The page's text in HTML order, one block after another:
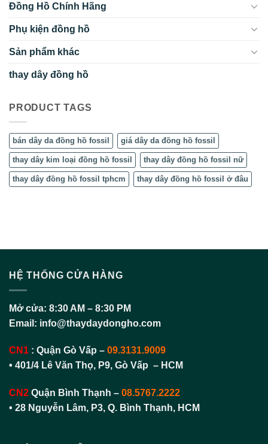
Đồng Hồ Chính Hãng
Phụ kiện đồng hồ
Sản phẩm khác
thay dây đồng hồ
PRODUCT TAGS
bán dây da đồng hồ fossil giá dây da đồng hồ fossil
thay dây kim loại đồng hồ fossil thay dây đồng hồ fossil nữ
thay dây đồng hồ fossil tphcm thay dây đồng hồ fossil ở đâu
HỆ THỐNG CỬA HÀNG
Mở cửa: 8:30 AM – 8:30 PM
Email: info@thaydaydongho.com
CN1 : Quận Gò Vấp – 09.3131.9009
• 401/4 Lê Văn Thọ, P9, Gò Vấp – HCM
CN2 Quận Bình Thạnh – 08.5767.2222
• 28 Nguyễn Lâm, P3, Q. Bình Thạnh, HCM